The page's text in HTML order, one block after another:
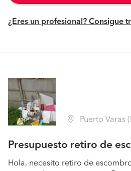
¿Eres un profesional? Consigue
Puerto Varas (Región X
Presupuesto retiro de
Hola, necesito retiro de